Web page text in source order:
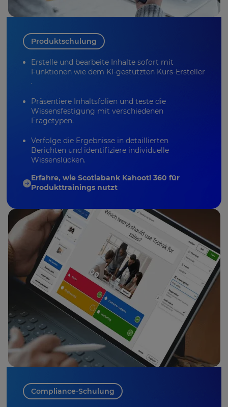
Produktschulung
Erstelle und bearbeite Inhalte sofort mit
Funktionen wie dem KI-gestützten Kurs-Ersteller
.
Präsentiere Inhaltsfolien und teste die
Wissensfestigung mit verschiedenen
Fragetypen.
Verfolge die Ergebnisse in detaillierten
Berichten und identifiziere individuelle
Wissenslücken.
Erfahre, wie Scotiabank Kahoot! 360 für
Produkttrainings nutzt
Compliance-Schulung